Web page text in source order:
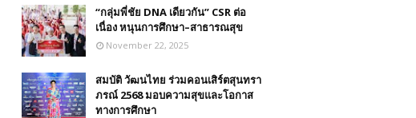
“กลุ่มพี่ชัย DNA เดียวกัน” CSR ต่อ
เนื่อง หนุนการศึกษา–สาธารณสุข
November 22, 2025
สมบัติ วัฒนไทย ร่วมคอนเสิร์ตสุนทรา
ภรณ์ 2568 มอบความสุขและโอกาส
ทางการศึกษา